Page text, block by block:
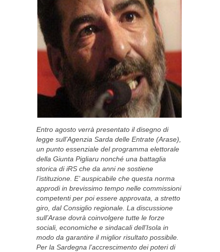
Entro agosto verrà presentato il disegno di
legge sull’Agenzia Sarda delle Entrate (Arase),
un punto essenziale del programma elettorale
della Giunta Pigliaru nonché una battaglia
storica di iRS che da anni ne sostiene
l’istituzione. E’ auspicabile che questa norma
approdi in brevissimo tempo nelle commissioni
competenti per poi essere approvata, a stretto
giro, dal Consiglio regionale. La discussione
sull’Arase dovrà coinvolgere tutte le forze
sociali, economiche e sindacali dell’Isola in
modo da garantire il miglior risultato possibile.
Per la Sardegna l’accrescimento dei poteri di